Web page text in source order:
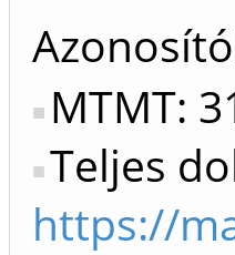
MTMT:
Teljes
https://